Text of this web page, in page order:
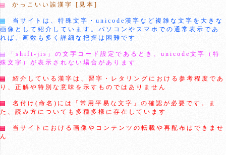
かっこいい誒漢字 [見本]
当サイトは、特殊文字・unicode漢字など複雑な文字を大きな
画像として紹介しています。パソコンやスマホでの通常表示であ
れば、画数も多く詳細な把握は困難です
「shift-jis」の文字コード設定であるとき、unicode文字（特
殊文字）が表示されない場合があります
紹介している漢字は、習字・レタリングにおける参考程度であ
り、正解や特別な意味を示すものではありません
名付け(命名)には「常用平易な文字」の確認が必要です。ま
た、読み方についても多種多様に存在しています
当サイトにおける画像やコンテンツの転載や再配布はできませ
ん